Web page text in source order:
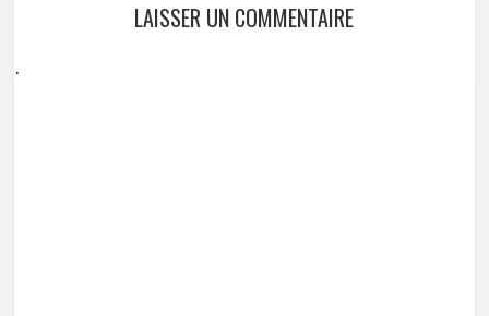
LAISSER UN COMMENTAIRE
.